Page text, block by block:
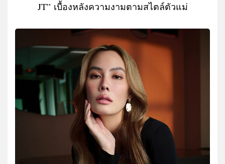
JT” เบื้องหลังความงามตามสไตล์ตัวแม่